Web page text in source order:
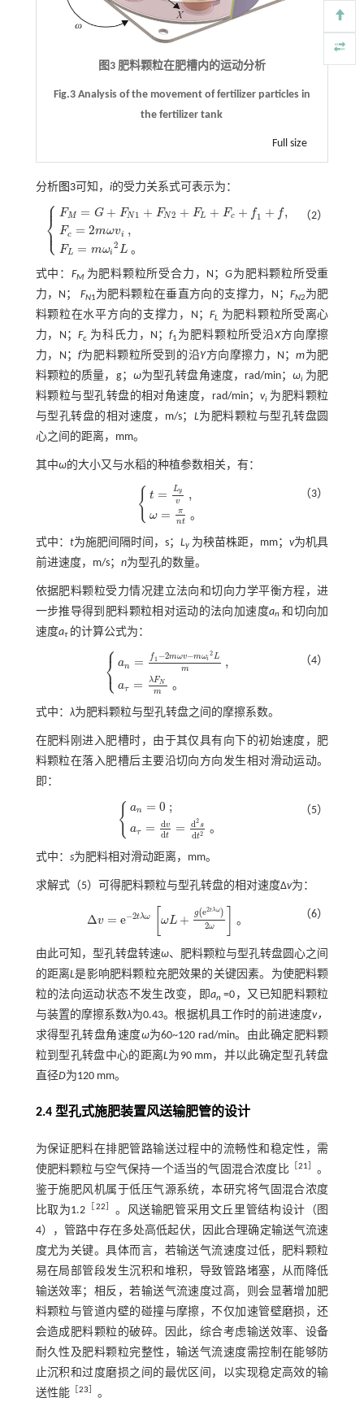
图3 肥料颗粒在肥槽内的运动分析
Fig.3 Analysis of the movement of fertilizer particles in
the fertilizer tank
Full size
分析图3可知， i的受力关系式可表示为：
⎧
⎩
⎨⎪
⎪
FM = G + FN 1 + FN2 + FL + Fc + f1 + f,
Fc = 2mωvi ,
FL = mωi
2L 。
FM=G +FN1+FN2+ F
（2）
式中： FM为肥料颗粒所受合力，N；G为肥料颗粒所受重
力，N； FN1为肥料颗粒在垂直方向的支撑力，N； FN2为肥
料颗粒在水平方向的支撑力，N； FL 为肥料颗粒所受离心
力，N；Fc 为科氏力，N；f1 为肥料颗粒所受沿X方向摩擦
力，N； f为肥料颗粒所受到的沿Y方向摩擦力，N；m为肥
料颗粒的质量，g； ω为型孔转盘角速度，rad/min；ωi 为肥
料颗粒与型孔转盘的相对角速度，rad/min； vi为肥料颗粒
与型孔转盘的相对速度，m/s； L为肥料颗粒与型孔转盘圆
心之间的距离，mm。
其中ω的大小又与水稻的种植参数相关，有：
{ t = Ly
v ,
ω =
π
nt 。
t= =π
（3）
式中： t为施肥间隔时间，s；Ly 为秧苗株距，mm；v为机具
前进速度，m/s； n为型孔的数量。
依据肥料颗粒受力情况建立法向和切向力学平衡方程，进
一步推导得到肥料颗粒相对运动的法向加速度an 和切向加
速度aτ的计算公式为：
⎧
⎩
⎨ an = f1 −2mωv−mωi
2L
m
,
aτ = λFN
m 。
an ωv-m
（4）
式中： λ为肥料颗粒与型孔转盘之间的摩擦系数。
在肥料刚进入肥槽时，由于其仅具有向下的初始速度，肥
料颗粒在落入肥槽后主要沿切向方向发生相对滑动运动。
即：
{ an = 0 ;
aτ = dv
dt = d2s
dt2 。
an =0 aτ =dv dt= d2sd
（5）
式中： s为肥料相对滑动距离，mm。
求解式（5） 可得肥料颗粒与型孔转盘的相对速度Δv为：
Δv = e−2tλω ωL + g(e2tλω)
2ω
。
Δv= e-2 tλ e2tλ ω 。
（6）
由此可知，型孔转盘转速ω、肥料颗粒与型孔转盘圆心之间
的距离L是影响肥料颗粒充肥效果的关键因素。为使肥料颗
粒的法向运动状态不发生改变，即an =0，又已知肥料颗粒
与装置的摩擦系数λ为0.43。根据机具工作时的前进速度v，
求得型孔转盘角速度ω为60~120 rad/min。由此确定肥料颗
粒到型孔转盘中心的距离L为90 mm，并以此确定型孔转盘
直径D为120 mm。
2.4 型孔式施肥装置风送输肥管的设计
为保证肥料在排肥管路输送过程中的流畅性和稳定性，需
使肥料颗粒与空气保持一个适当的气固混合浓度比 ［21
。
鉴于施肥风机属于低压气源系统，本研究将气固混合浓度
比取为1.2
22
。风送输肥管采用文丘里管结构设计（图
4），管路中存在多处高低起伏，因此合理确定输送气流速
度尤为关键。具体而言，若输送气流速度过低，肥料颗粒
易在局部管段发生沉积和堆积，导致管路堵塞，从而降低
输送效率；相反，若输送气流速度过高，则会显著增加肥
料颗粒与管道内壁的碰撞与摩擦，不仅加速管壁磨损，还
会造成肥料颗粒的破碎。因此，综合考虑输送效率、设备
耐久性及肥料颗粒完整性，输送气流速度需控制在能够防
止沉积和过度磨损之间的最优区间，以实现稳定高效的输
送性能［ 23 。